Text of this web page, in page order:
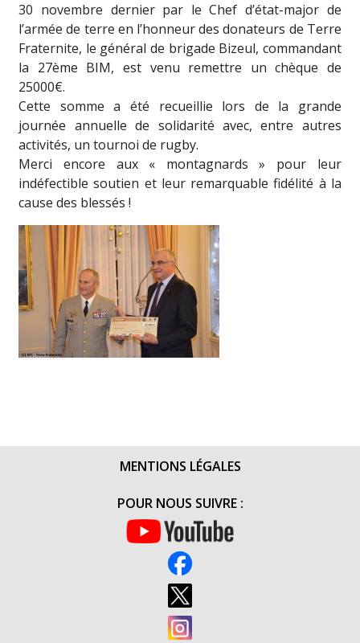
30 novembre dernier par le Chef d’état-major de
l’armée de terre en l’honneur des donateurs de Terre
Fraternite, le général de brigade Bizeul, commandant
la 27ème BIM, est venu remettre un chèque de
25000€.
Cette somme a été recueillie lors de la grande
journée annuelle de solidarité avec, entre autres
activités, un tournoi de rugby.
Merci encore aux « montagnards » pour leur
indéfectible soutien et leur remarquable fidélité à la
cause des blessés !
MENTIONS LÉGALES
POUR NOUS SUIVRE :